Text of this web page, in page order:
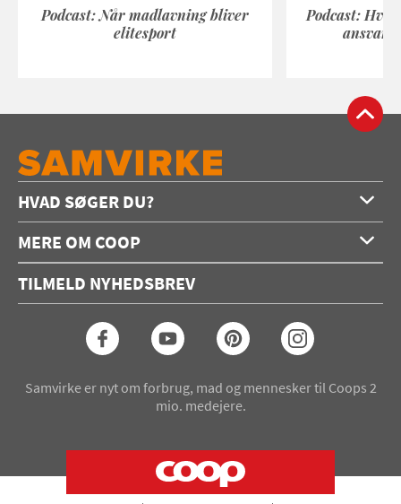
Podcast: Når madlavning bliver
elitesport
Podcast:
HVAD SØGER DU?
Opskrifter
Konkurrencer
Seneste Samvirke-magasin
MERE OM COOP
Annoncering
Coop medlem
TILMELD NYHEDSBREV
Samvirke er nyt om forbrug, mad og mennesker til Coops 2
mio. medejere.